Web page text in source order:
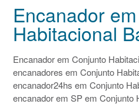
Encanador
Habitacional
Encanador em Conjunto
encanadores em Conjunto
encanador24hs em Conjunto
encanador em SP em Conjunto